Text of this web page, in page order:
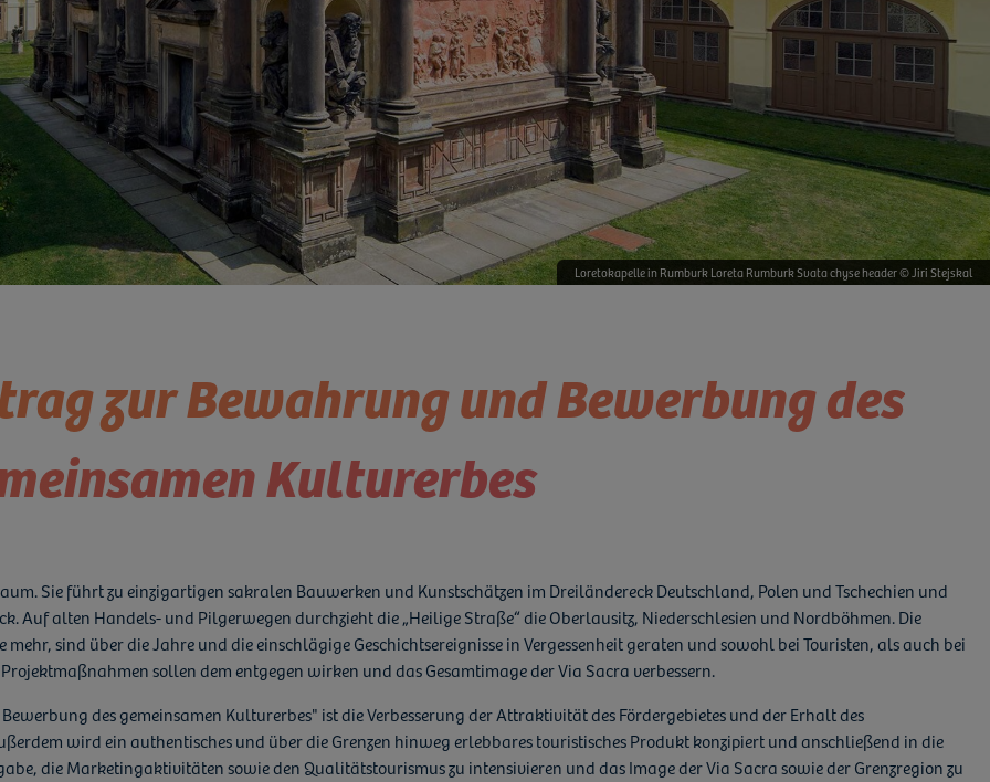
Loretokapelle in Rumburk Loreta Rumburk Svata chyse header © Jiri Stejskal
zur Bewahrung und Bewerbung des
Kulturerbes
Sie führt zu einzigartigen sakralen Bauwerken und Kunstschätzen im Dreiländereck Deutschland, Polen und Tschechien und
Auf alten Handels- und Pilgerwegen durchzieht die „Heilige Straße“ die Oberlausitz, Niederschlesien und Nordböhmen. Die
sind über die Jahre und die einschlägige Geschichtsereignisse in Vergessenheit geraten und sowohl bei Touristen, als auch bei
sollen dem entgegen wirken und das Gesamtimage der Via Sacra verbessern.
des gemeinsamen Kulturerbes" ist die Verbesserung der Attraktivität des Fördergebietes und der Erhalt des
wird ein authentisches und über die Grenzen hinweg erlebbares touristisches Produkt konzipiert und anschließend in die
die Marketingaktivitäten sowie den Qualitätstourismus zu intensivieren und das Image der Via Sacra sowie der Grenzregion zu